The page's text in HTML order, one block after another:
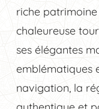
riche
chaleureuse
ses élégantes
emblématiques
navigation, la